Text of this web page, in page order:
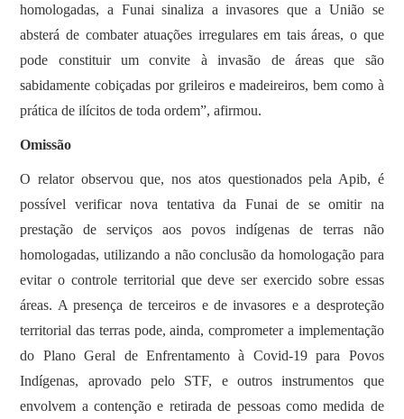
homologadas, a Funai sinaliza a invasores que a União se
absterá de combater atuações irregulares em tais áreas, o que
pode constituir um convite à invasão de áreas que são
sabidamente cobiçadas por grileiros e madeireiros, bem como à
prática de ilícitos de toda ordem”, afirmou.
Omissão
O relator observou que, nos atos questionados pela Apib, é
possível verificar nova tentativa da Funai de se omitir na
prestação de serviços aos povos indígenas de terras não
homologadas, utilizando a não conclusão da homologação para
evitar o controle territorial que deve ser exercido sobre essas
áreas. A presença de terceiros e de invasores e a desproteção
territorial das terras pode, ainda, comprometer a implementação
do Plano Geral de Enfrentamento à Covid-19 para Povos
Indígenas, aprovado pelo STF, e outros instrumentos que
envolvem a contenção e retirada de pessoas como medida de